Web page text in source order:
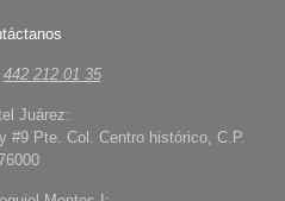
442 212 01 35
Juárez:
#9 Pte. Col. Centro histórico, C.P.